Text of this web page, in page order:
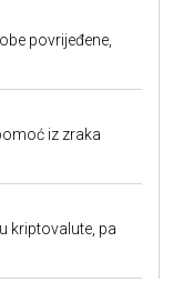
povrijeđene,
iz zraka
kriptovalute, pa